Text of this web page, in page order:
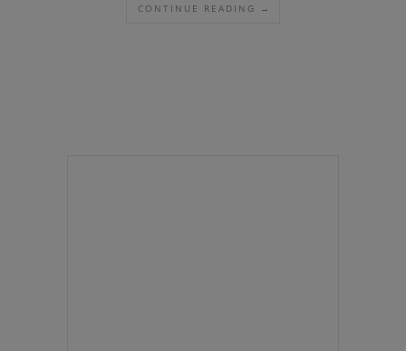
CONTINUE READING →